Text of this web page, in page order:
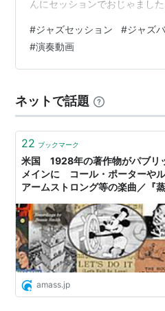
You're the Top
Night & Day ＝「夜も昼も
So in Love → （日曜映
なく、番組のエンディン
い・複雑な後味を残させる
I Concentrate on You
You'd Be So Nice To
True Love
In the Still of the Night
Ev'ry Time We Say
It's All Right With Me
It's Bad for Me
んにセッションでおじゃまし
行ってみたい」ということで
トランペッター氏をお誘いし
プラインができあがったくら
されたそうで、下戸のため飲
ない私はその手の話は詳し…
#ジャズセッション #ジャズ
#演奏動画
ネットで話題
22 ブックマーク
米国 1928年の著作物がパブリ
メインに コール・ポーターやル
アームストロング等の楽曲／『
ン』等の映画ほか - amass
amass.jp